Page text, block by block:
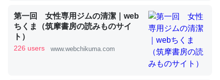
これを元に考えるとカルシウムを大量に使う脊椎動物と貝
類は苦労してるんだな…。腹足類だと殻を無くしてナメク
第一回 女性専用ジムの清潔｜web
ちくま（筑摩書房の読みものサイ
ト）
226 users www.webchikuma.com